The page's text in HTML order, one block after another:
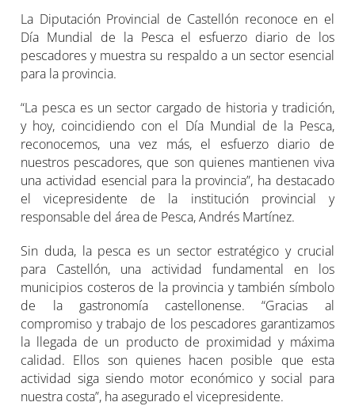
La Diputación Provincial de Castellón reconoce en el
Día Mundial de la Pesca el esfuerzo diario de los
pescadores y muestra su respaldo a un sector esencial
para la provincia.
“La pesca es un sector cargado de historia y tradición,
y hoy, coincidiendo con el Día Mundial de la Pesca,
reconocemos, una vez más, el esfuerzo diario de
nuestros pescadores, que son quienes mantienen viva
una actividad esencial para la provincia”, ha destacado
el vicepresidente de la institución provincial y
responsable del área de Pesca, Andrés Martínez.
Sin duda, la pesca es un sector estratégico y crucial
para Castellón, una actividad fundamental en los
municipios costeros de la provincia y también símbolo
de la gastronomía castellonense. “Gracias al
compromiso y trabajo de los pescadores garantizamos
la llegada de un producto de proximidad y máxima
calidad. Ellos son quienes hacen posible que esta
actividad siga siendo motor económico y social para
nuestra costa”, ha asegurado el vicepresidente.